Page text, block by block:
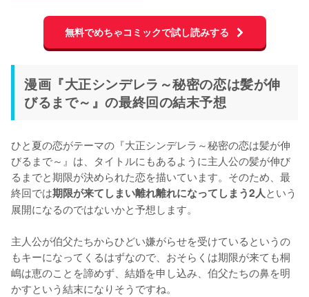
無料でめちゃコミックで試し読みする
漫画『大正シンデレラ～秘密の恋は髪が伸
びるまで～』の最終回の結末予想
ひと夏の恋がテーマの『大正シンデレラ～秘密の恋は髪が伸
びるまで～』は、タイトルにもあるように主人公の髪が伸び
るまでと期限が決められた恋を描いています。そのため、最
終回では期限が来てしまい離れ離れになってしまう2人という
展開になるのではないかと予想します。
主人公が伯父たちからひどい嫌がらせを受けているというの
もキーになってくるはずなので、おそらくは期限が来ても桐
嶋は恵のことを諦めず、結婚を申し込み、伯父たちの鼻を明
かすという結末になりそうですね。